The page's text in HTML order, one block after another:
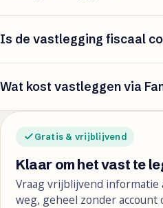
Is de vastlegging fiscaal
Wat kost vastleggen via
Gratis & vrijblijvend
Klaar om het vast te
Vraag vrijblijvend informatie
weg, geheel zonder account